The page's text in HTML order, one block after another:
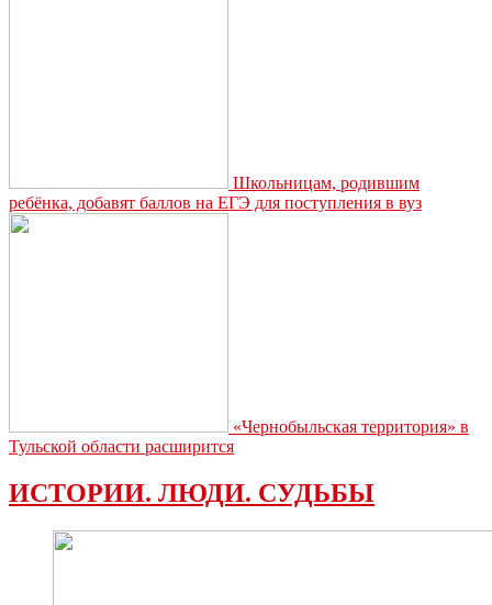
Школьницам, родившим
ребёнка, добавят баллов на ЕГЭ для поступления в вуз
«Чернобыльская территория» в
Тульской области расширится
ИСТОРИИ. ЛЮДИ. СУДЬБЫ